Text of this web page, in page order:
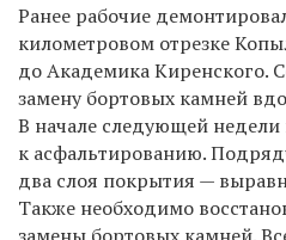
Ранее рабочие
километровом отрезке
до Академика Киренского.
замену бортовых камней
В начале следующей
к асфальтированию.
два слоя покрытия —
Также необходимо
замены бортовых камней.